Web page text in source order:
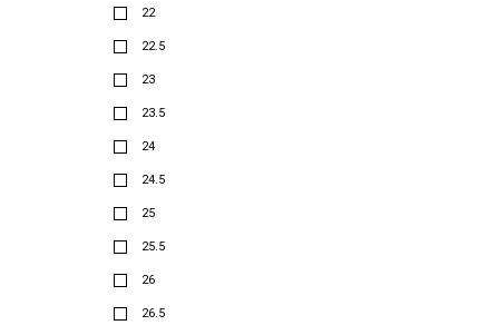
22
22.5
23
23.5
24
24.5
25
25.5
26
26.5